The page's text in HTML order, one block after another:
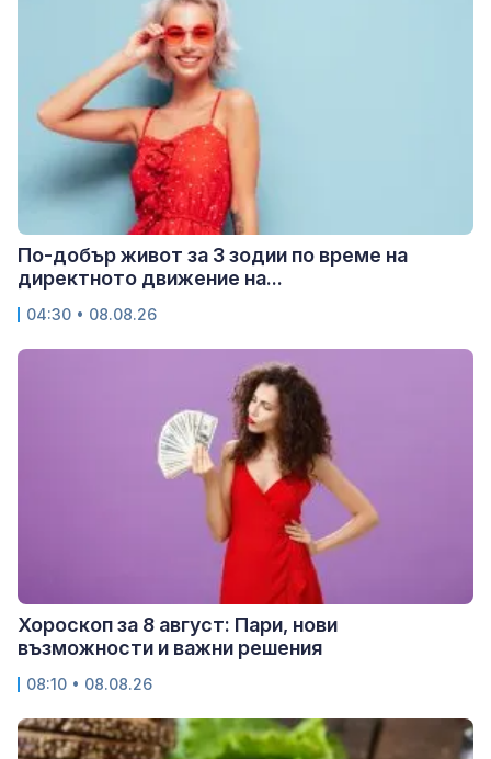
По-добър живот за 3 зодии по време на
директното движение на...
04:30 • 08.08.26
Хороскоп за 8 август: Пари, нови
възможности и важни решения
08:10 • 08.08.26